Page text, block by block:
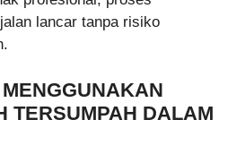
lancar tanpa risiko
TERSUMPAH DALAM